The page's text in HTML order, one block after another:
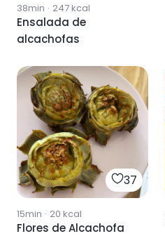
38min · 247kcal
Ensalada de
alcachofas
37
15min · 20 kcal
Flores de Alcachofa